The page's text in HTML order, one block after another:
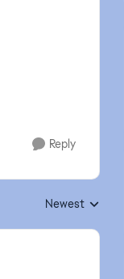
Reply
Replies sorted by
Newest